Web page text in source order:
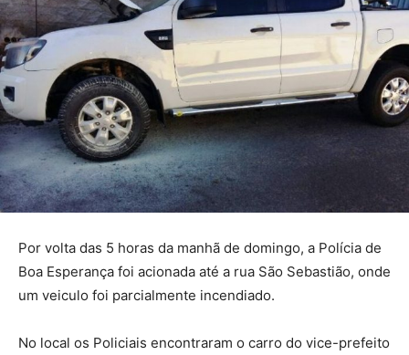
Por volta das 5 horas da manhã de domingo, a Polícia de
Boa Esperança foi acionada até a rua São Sebastião, onde
um veiculo foi parcialmente incendiado.
No local os Policiais encontraram o carro do vice-prefeito